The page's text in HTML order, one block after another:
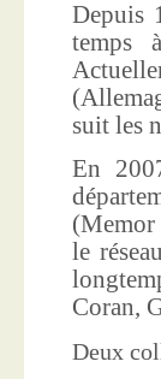
Depuis
temps
suit les
En
(Memor
le
Coran,
Deux